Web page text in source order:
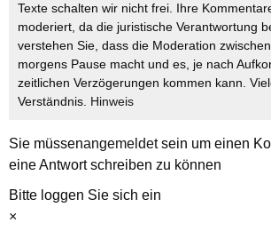
Texte schalten wir nicht frei. Ihre
moderiert, da die juristische Verantwortung
verstehen Sie, dass die Moderation
morgens Pause macht und es, je nach
zeitlichen Verzögerungen kommen kann.
Verständnis. Hinweis
Sie müssenangemeldetsein um einen
eine Antwort schreiben zu können
Bitte loggen Sie sich ein
×